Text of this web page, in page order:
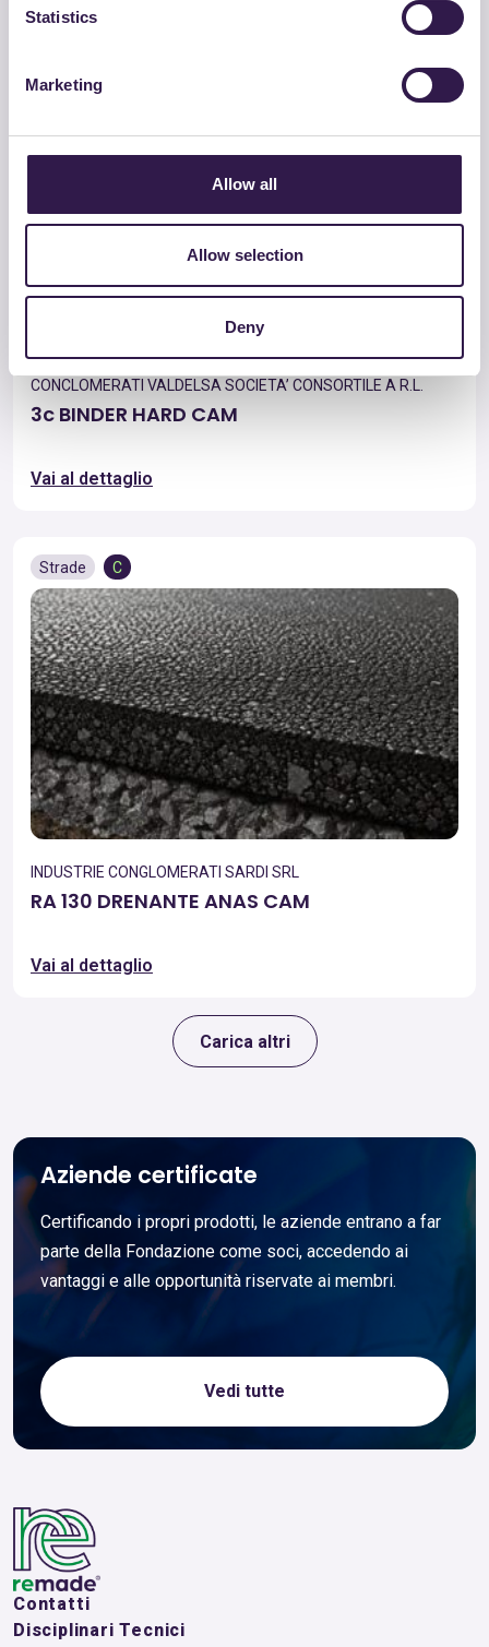
Statistics
Marketing
Allow all
Allow selection
Deny
Strade
CONCLOMERATI VALDELSA SOCIETA’ CONSORTILE A R.L.
3c BINDER HARD CAM
Vai al dettaglio
Strade C
INDUSTRIE CONGLOMERATI SARDI SRL
RA 130 DRENANTE ANAS CAM
Vai al dettaglio
Carica altri
Aziende certificate
Certificando i propri prodotti, le aziende entrano a far
parte della Fondazione come soci, accedendo ai
vantaggi e alle opportunità riservate ai membri.
Vedi tutte
Contatti
Disciplinari Tecnici